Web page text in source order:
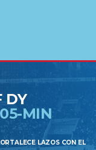
DY
05-MIN
LAZOS CON EL